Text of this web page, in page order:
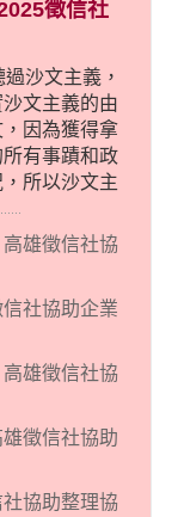
徵信社
沙文主義，
文主義的由
因為獲得拿
有事蹟和政
所以沙文主
且有沙文主
民族有超強
人，所以沙
雄徵信社協
社協助企業
雄徵信社協
徵信社協助
協助整理協